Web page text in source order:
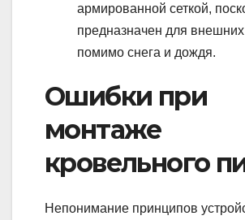
армированной сеткой,
предназначен для внешних
помимо снега и дождя.
Ошибки при
монтаже
кровельного
Непонимание принципов